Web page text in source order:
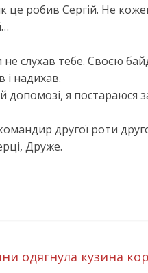
це робив Сергій. Не
слухав тебе. Своєю
і надихав.
допомозі, я постараюся
другої роти
Друже.
одягнула кузина